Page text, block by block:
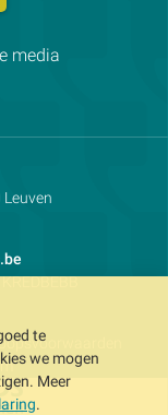
Leuven
KREDBEBB
media
te
we mogen
Meer
.